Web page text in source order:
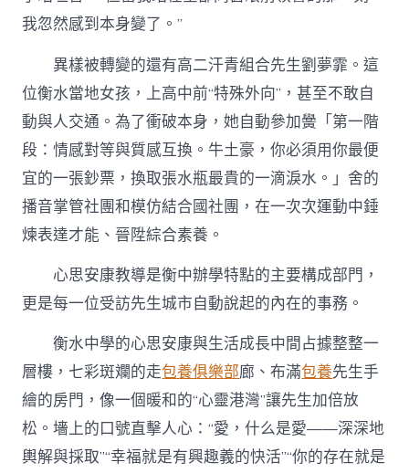
我忽然感到本身變了。”
異樣被轉變的還有高二汗青組合先生劉夢霏。這
位衡水當地女孩，上高中前“特殊外向”，甚至不敢自
動與人交通。為了衝破本身，她自動參加黌「第一階
段：情感對等與質感互換。牛土豪，你必須用你最便
宜的一張鈔票，換取張水瓶最貴的一滴淚水。」舍的
播音掌管社團和模仿結合國社團，在一次次運動中錘
煉表達才能、晉陞綜合素養。
心思安康教導是衡中辦學特點的主要構成部門，
更是每一位受訪先生城市自動說起的內在的事務。
衡水中學的心思安康與生活成長中間占據整整一
層樓，七彩斑斕的走包養俱樂部廊、布滿包養先生手
繪的房門，像一個暖和的“心靈港灣”讓先生加倍放
松。墻上的口號直擊人心：“愛，什么是愛——深深地
輿解與採取”“幸福就是有興趣義的快活”“你的存在就是